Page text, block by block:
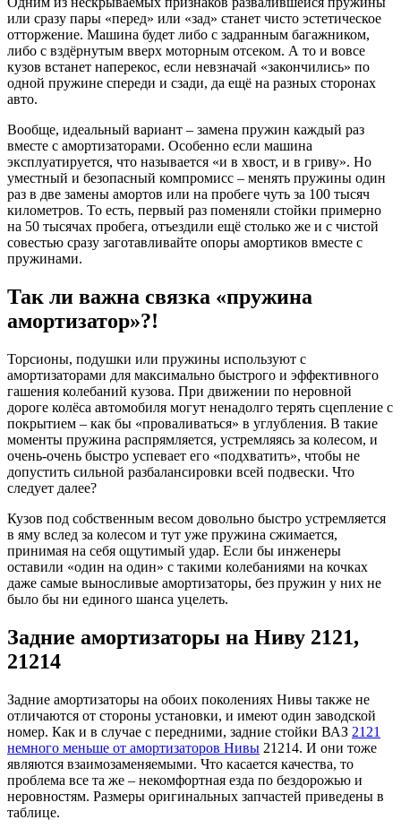
или сразу пары «перед» или «зад» станет чисто эстетическое
отторжение. Машина будет либо с задранным багажником,
либо с вздёрнутым вверх моторным отсеком. А то и вовсе
кузов встанет наперекос, если невзначай «закончились» по
одной пружине спереди и сзади, да ещё на разных сторонах
авто.
Вообще, идеальный вариант – замена пружин каждый раз
вместе с амортизаторами. Особенно если машина
эксплуатируется, что называется «и в хвост, и в гриву». Но
уместный и безопасный компромисс – менять пружины один
раз в две замены амортов или на пробеге чуть за 100 тысяч
километров. То есть, первый раз поменяли стойки примерно
на 50 тысячах пробега, отъездили ещё столько же и с чистой
совестью сразу заготавливайте опоры амортиков вместе с
пружинами.
Так ли важна связка «пружина
амортизатор»?!
Торсионы, подушки или пружины используют с
амортизаторами для максимально быстрого и эффективного
гашения колебаний кузова. При движении по неровной
дороге колёса автомобиля могут ненадолго терять сцепление с
покрытием – как бы «проваливаться» в углубления. В такие
моменты пружина распрямляется, устремляясь за колесом, и
очень-очень быстро успевает его «подхватить», чтобы не
допустить сильной разбалансировки всей подвески. Что
следует далее?
Кузов под собственным весом довольно быстро устремляется
в яму вслед за колесом и тут уже пружина сжимается,
принимая на себя ощутимый удар. Если бы инженеры
оставили «один на один» с такими колебаниями на кочках
даже самые выносливые амортизаторы, без пружин у них не
было бы ни единого шанса уцелеть.
Задние амортизаторы на Ниву 2121,
21214
Задние амортизаторы на обоих поколениях Нивы также не
отличаются от стороны установки, и имеют один заводской
номер. Как и в случае с передними, задние стойки ВАЗ 2121
немного меньше от амортизаторов Нивы 21214. И они тоже
являются взаимозаменяемыми. Что касается качества, то
проблема все та же – некомфортная езда по бездорожью и
неровностям. Размеры оригинальных запчастей приведены в
таблице.